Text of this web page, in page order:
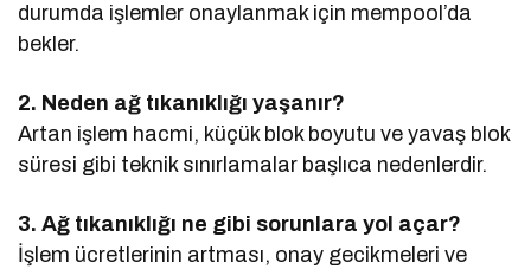
durumda işlemler onaylanmak için mempool’da
bekler.
2. Neden ağ tıkanıklığı yaşanır?
Artan işlem hacmi, küçük blok boyutu ve yavaş blok
süresi gibi teknik sınırlamalar başlıca nedenlerdir.
3. Ağ tıkanıklığı ne gibi sorunlara yol açar?
İşlem ücretlerinin artması, onay gecikmeleri ve